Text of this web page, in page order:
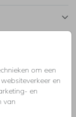
om een
en
en
van
gehaald